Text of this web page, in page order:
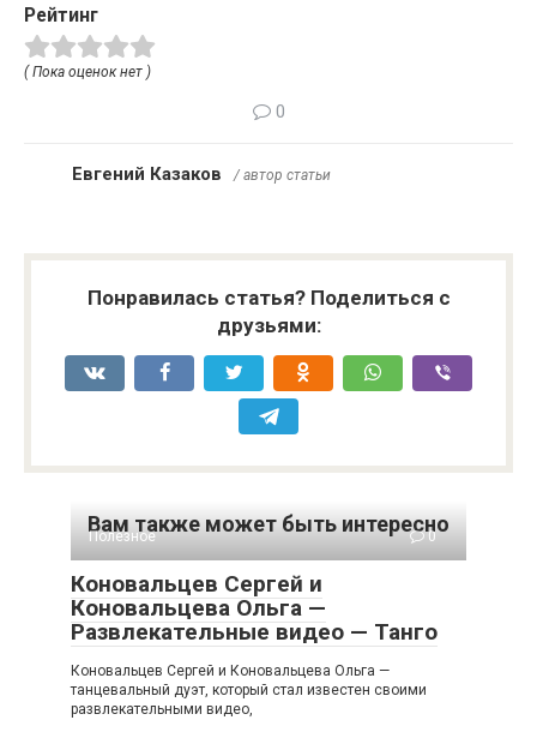
Рейтинг
( Пока оценок нет )
0
Евгений Казаков / автор статьи
Понравилась статья? Поделиться с
друзьями:
Вам также может быть интересно
Полезное 0
Коновальцев Сергей и
Коновальцева Ольга —
Развлекательные видео — Танго
Коновальцев Сергей и Коновальцева Ольга —
танцевальный дуэт, который стал известен своими
развлекательными видео,